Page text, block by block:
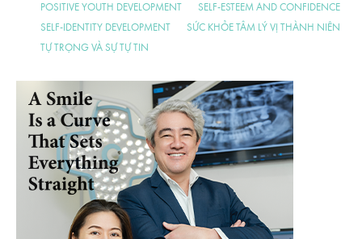
POSITIVE YOUTH DEVELOPMENT
SELF-ESTEEM AND CONFIDENCE
SELF-IDENTITY DEVELOPMENT
SỨC KHỎE TÂM LÝ VỊ THÀNH NIÊN
TỰ TRỌNG VÀ SỰ TỰ TIN